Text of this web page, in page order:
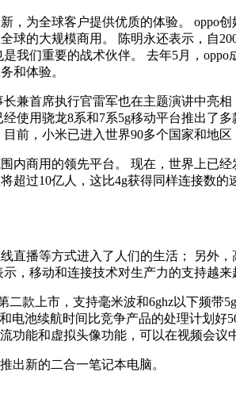
，为全球客户提供优质的体验。 oppo
球的大规模商用。 陈明永还表示，自
我们重要的战术伙伴。 去年5月，
和体验。
兼首席执行官雷军也在主题演讲中亮
使用骁龙8系和7系5g移动平台推出了
，小米已进入世界90多个国家和地区
内商用的领先平台。 现在，世界上已
超过10亿人，这比4g获得同样连接数
直播等方式进入了人们的生活； 另外
，移动和连接技术对生产力的支持越来
款上市，支持毫米波和6ghz以下频带
电池续航时间比竞争产品的处理计划
功能和虚拟头像功能，可以在视频会议
出新的二合一笔记本电脑。